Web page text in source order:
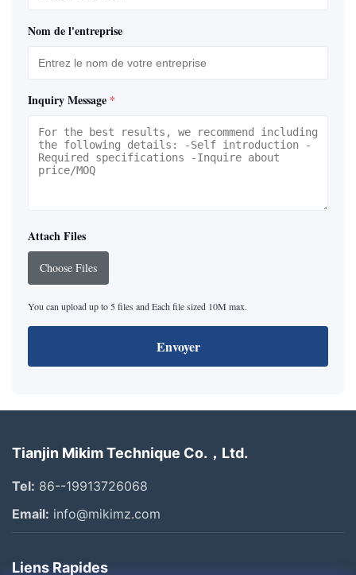
Nom de l'entreprise
Inquiry Message *
Attach Files
Choose Files
You can upload up to 5 files and Each file sized 10M max.
Envoyer
Tianjin Mikim Technique Co.，Ltd.
Tel: 86--19913726068
Email: info@mikimz.com
Liens Rapides